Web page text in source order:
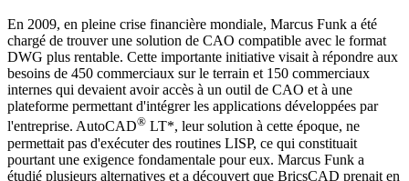
En 2009, en pleine crise financière mondiale, Marcus Funk a été
chargé de trouver une solution de CAO compatible avec le format
DWG plus rentable. Cette importante initiative visait à répondre aux
besoins de 450 commerciaux sur le terrain et 150 commerciaux
internes qui devaient avoir accès à un outil de CAO et à une
plateforme permettant d'intégrer les applications développées par
l'entreprise. AutoCAD® LT*, leur solution à cette époque, ne
permettait pas d'exécuter des routines LISP, ce qui constituait
pourtant une exigence fondamentale pour eux. Marcus Funk a
étudié plusieurs alternatives et a découvert que BricsCAD prenait en